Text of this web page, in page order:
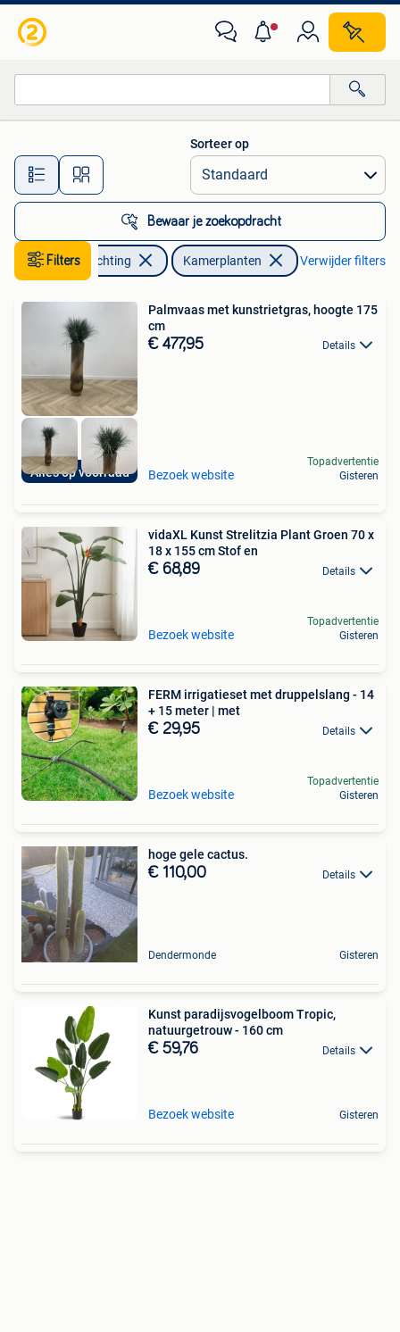
Alle afstanden…
Sorteer op
Bewaar je zoekopdracht
Filters
Huis en Inrichting Kamerplanten Verwijder filters
Alles op voorraad
Palmvaas met kunstrietgras, hoogte 175
cm
€ 477,95 Details
Bezoek website
Topadvertentie
Gisteren
vidaXL Kunst Strelitzia Plant Groen 70 x
18 x 155 cm Stof en
€ 68,89 Details
Bezoek website
Topadvertentie
Gisteren
FERM irrigatieset met druppelslang - 14
+ 15 meter | met
€ 29,95 Details
Bezoek website
Topadvertentie
Gisteren
hoge gele cactus.
€ 110,00 Details
Dendermonde Gisteren
Kunst paradijsvogelboom Tropic,
natuurgetrouw - 160 cm
€ 59,76 Details
Bezoek website Gisteren